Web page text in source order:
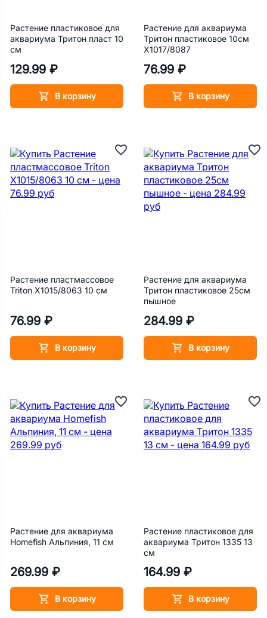
Растение пластиковое для
аквариума Тритон пласт 10
см
129.99 ₽
В корзину
Растение для аквариума
Тритон пластиковое 10см
Х1017/8087
76.99 ₽
В корзину
Растение пластмассовое
Triton Х1015/8063 10 см
76.99 ₽
В корзину
Растение для аквариума
Тритон пластиковое 25см
пышное
284.99 ₽
В корзину
Растение для аквариума
Homefish Альпиния, 11 см
269.99 ₽
В корзину
Растение пластиковое для
аквариума Тритон 1335 13
см
164.99 ₽
В корзину